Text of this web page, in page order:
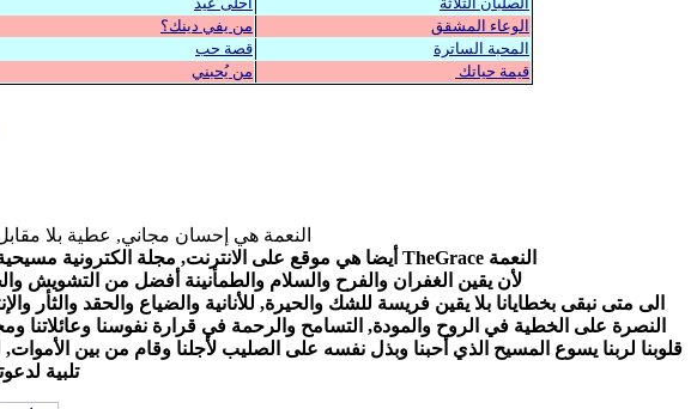
من يفي دينك؟
الوعاء المشقق
قصة حب
المحبة الساترة
من يُحبني قيمة حياتك
النعمة هي إحسان مجاني, عطية بلا
النعمة TheGrace أيضا هي موقع على الانترنت, مجلة الكترونية مسيحية باللغة العربية, غير ربحية, تنويرية تروج للإيمان الصحيح بالمسيح والسلام والوئام لكل العرب,
لأن يقين الغفران والفرح والسلام والطمأنينة أفضل من التشويش
الى متى نبقى بخطايانا بلا يقين فريسة للشك والحيرة, للأنانية والضياع والحقد والثأر
النصرة على الخطية في الروح والمودة, التسامح والرحمة في قرارة نفوسنا وعائلاتنا
قلوبنا لربنا يسوع المسيح الذي أحبناوبذل نفسه على الصليب لأجلنا وقام من بين الأموات,
تلبية